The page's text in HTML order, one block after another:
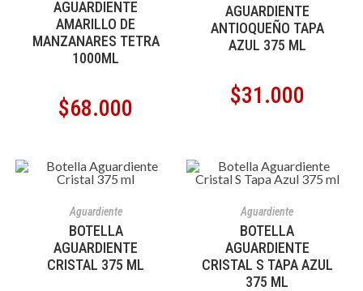
AGUARDIENTE
AMARILLO DE
MANZANARES TETRA
1000ML
$68.000
AGUARDIENTE
ANTIOQUEÑO TAPA
AZUL 375 ML
$31.000
Aguardiente
BOTELLA
AGUARDIENTE
CRISTAL 375 ML
Aguardiente
BOTELLA
AGUARDIENTE
CRISTAL S TAPA AZUL
375 ML